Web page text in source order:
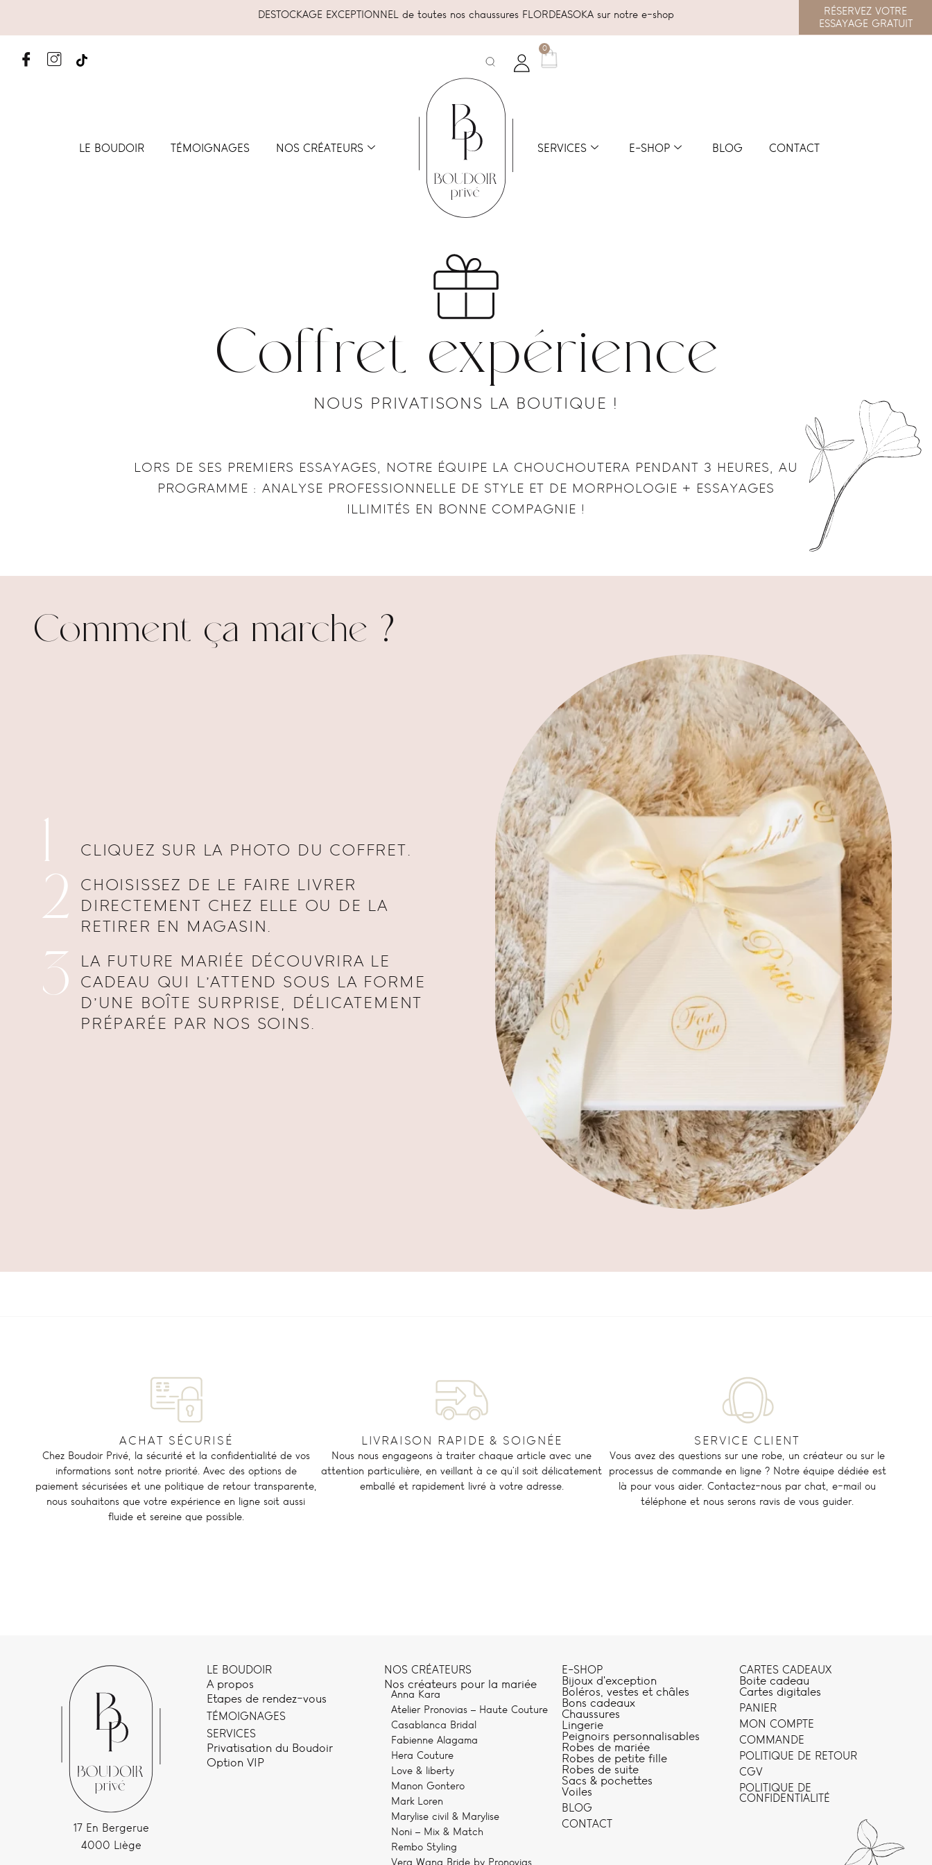
DESTOCKAGE EXCEPTIONNEL de toutes nos chaussures FLORDEASOKA sur notre e-shop
RÉSERVEZ VOTRE
ESSAYAGE GRATUIT
0
LE BOUDOIR TÉMOIGNAGES NOS CRÉATEURS SERVICES E-SHOP BLOG CONTACT
Coffret expérience
NOUS PRIVATISONS LA BOUTIQUE !
LORS DE SES PREMIERS ESSAYAGES, NOTRE ÉQUIPE LA CHOUCHOUTERA PENDANT 3 HEURES, AU
PROGRAMME : ANALYSE PROFESSIONNELLE DE STYLE ET DE MORPHOLOGIE + ESSAYAGES
ILLIMITÉS EN BONNE COMPAGNIE !
Comment ça marche ?
1 CLIQUEZ SUR LA PHOTO DU COFFRET.
2
CHOISISSEZ DE LE FAIRE LIVRER
DIRECTEMENT CHEZ ELLE OU DE LA
RETIRER EN MAGASIN.
3
LA FUTURE MARIÉE DÉCOUVRIRA LE
CADEAU QUI L’ATTEND SOUS LA FORME
D’UNE BOÎTE SURPRISE, DÉLICATEMENT
PRÉPARÉE PAR NOS SOINS.
ACHAT SÉCURISÉ
Chez Boudoir Privé, la sécurité et la confidentialité de vos
informations sont notre priorité. Avec des options de
paiement sécurisées et une politique de retour transparente,
nous souhaitons que votre expérience en ligne soit aussi
fluide et sereine que possible.
LIVRAISON RAPIDE & SOIGNÉE
Nous nous engageons à traiter chaque article avec une
attention particulière, en veillant à ce qu'il soit délicatement
emballé et rapidement livré à votre adresse.
SERVICE CLIENT
Vous avez des questions sur une robe, un créateur ou sur le
processus de commande en ligne ? Notre équipe dédiée est
là pour vous aider. Contactez-nous par chat, e-mail ou
téléphone et nous serons ravis de vous guider.
17 En Bergerue
4000 Liège
LE BOUDOIR
A propos
Etapes de rendez-vous
TÉMOIGNAGES
SERVICES
Privatisation du Boudoir
Option VIP
NOS CRÉATEURS
Nos créateurs pour la mariée
Anna Kara
Atelier Pronovias – Haute Couture
Casablanca Bridal
Fabienne Alagama
Hera Couture
Love & liberty
Manon Gontero
Mark Loren
Marylise civil & Marylise
Noni – Mix & Match
Rembo Styling
Vera Wang Bride by Pronovias
E-SHOP
Bijoux d'exception
Boléros, vestes et châles
Bons cadeaux
Chaussures
Lingerie
Peignoirs personnalisables
Robes de mariée
Robes de petite fille
Robes de suite
Sacs & pochettes
Voiles
BLOG
CONTACT
CARTES CADEAUX
Boite cadeau
Cartes digitales
PANIER
MON COMPTE
COMMANDE
POLITIQUE DE RETOUR
CGV
POLITIQUE DE
CONFIDENTIALITÉ